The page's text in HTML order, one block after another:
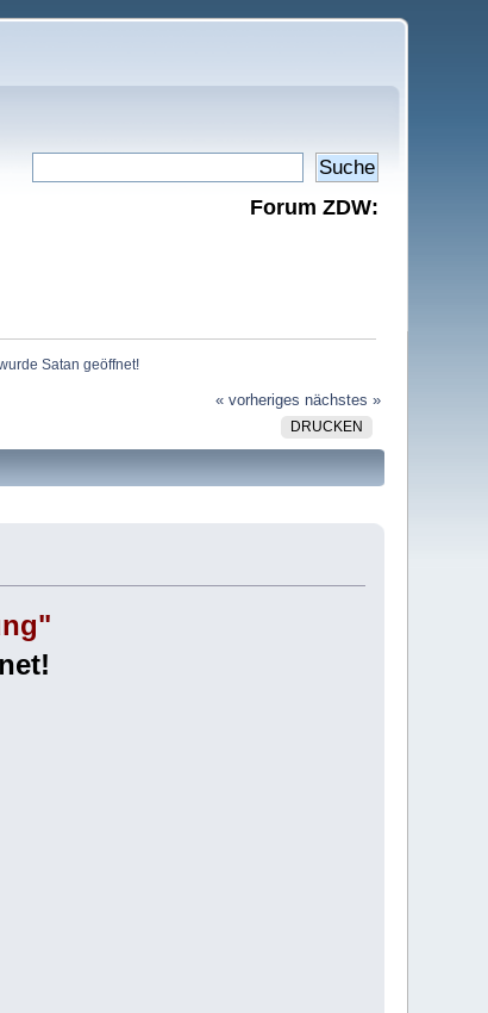
Forum ZDW:
Satan geöffnet!
« vorheriges nächstes »
DRUCKEN